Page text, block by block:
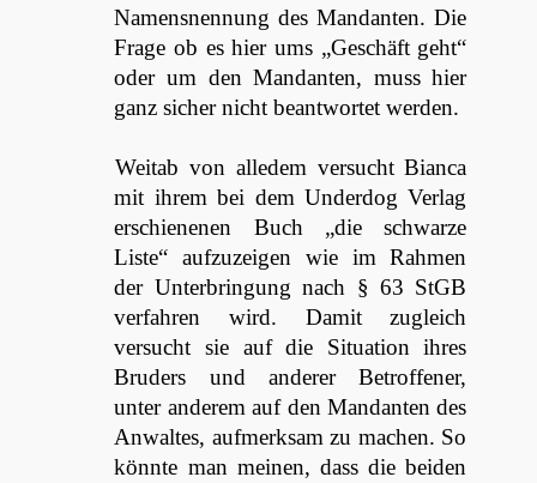
Namensnennung des Mandanten. Die
Frage ob es hier ums „Geschäft geht“
oder um den Mandanten, muss hier
ganz sicher nicht beantwortet werden.
Weitab von alledem versucht Bianca
mit ihrem bei dem Underdog Verlag
erschienenen Buch „die schwarze
Liste“ aufzuzeigen wie im Rahmen
der Unterbringung nach § 63 StGB
verfahren wird. Damit zugleich
versucht sie auf die Situation ihres
Bruders und anderer Betroffener,
unter anderem auf den Mandanten des
Anwaltes, aufmerksam zu machen. So
könnte man meinen, dass die beiden